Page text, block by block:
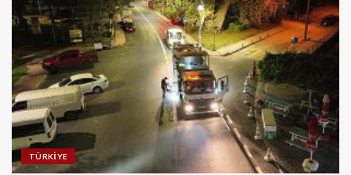
TÜRKIYE